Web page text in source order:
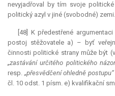
nevyjadřoval by tím svoje
politický azyl v jiné (svobodné) zemi.
[48] K předestřené
postoj stěžovatele a) – byť
činnosti politické strany může být
„zastávání určitého politického
resp. „přesvědčení ohledně postupu“
čl. 10 odst. 1 písm. e) kvalifikační